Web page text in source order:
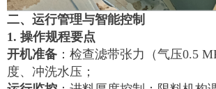
二、 运行管理与智能控制
1. 操作规程要点
开机准备 ：检查滤带张力（气压0.5
度、冲洗水压；